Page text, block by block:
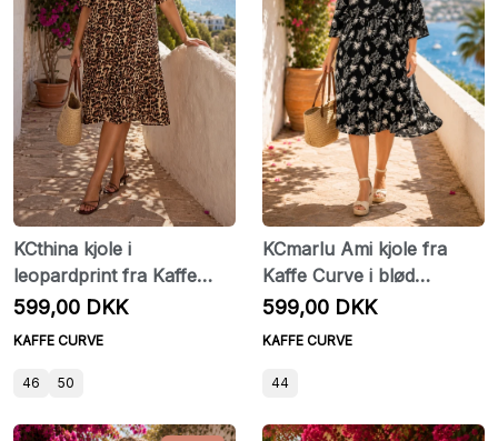
KCthina kjole i
leopardprint fra Kaffe
Curve
599,00 DKK
KAFFE CURVE
46 50
KCmarlu Ami kjole fra
Kaffe Curve i blød
viskosekvalitet
599,00 DKK
KAFFE CURVE
44